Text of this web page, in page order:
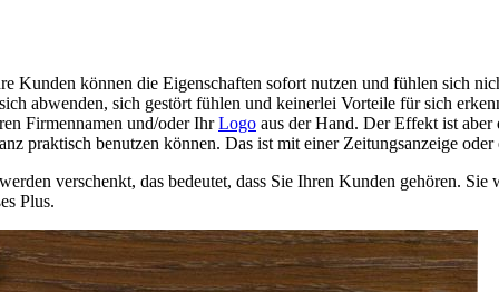
können die Eigenschaften sofort nutzen und fühlen sich
abwenden, sich gestört fühlen und keinerlei Vorteile für sich
Firmennamen und/oder IhrLogo aus der Hand. Der Effekt ist
praktisch benutzen können. Das ist mit einer Zeitungsanzeige
verschenkt, das bedeutet, dass Sie Ihren Kunden gehören.
Plus.